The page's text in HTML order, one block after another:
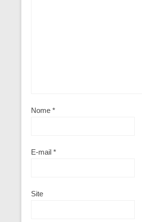
Nome *
E-mail *
Site